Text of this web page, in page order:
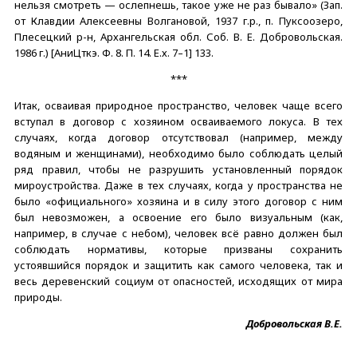
нельзя смотреть — ослепнешь, такое уже не раз бывало» (Зап.
от Клавдии Алексеевны Волгановой, 1937 г.р., п. Пуксоозеро,
Плесецкий р-н, Архангельская обл. Соб. В. Е. Добровольская.
1986 г.) [АниЦткэ. Ф. 8. П. 14. Е.х. 7–1] 133.
***
Итак, осваивая природное пространство, человек чаще всего
вступал в договор с хозяином осваиваемого локуса. В тех
случаях, когда договор отсутствовал (например, между
водяным и женщинами), необходимо было соблюдать целый
ряд правил, чтобы не разрушить установленный порядок
мироустройства. Даже в тех случаях, когда у пространства не
было «официального» хозяина и в силу этого договор с ним
был невозможен, а освоение его было визуальным (как,
например, в случае с небом), человек всё равно должен был
соблюдать нормативы, которые призваны сохранить
устоявшийся порядок и защитить как самого человека, так и
весь деревенский социум от опасностей, исходящих от мира
природы.
Добровольская В.Е.